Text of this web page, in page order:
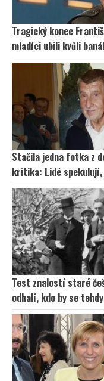
Tragický konec
mladíci ubili kvůli
Stačila jedna fotka z
kritika: Lidé spekulují,
Test znalostí staré
odhalí, kdo by se